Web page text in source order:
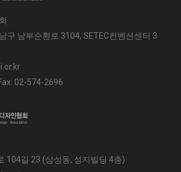
구 남부순환로 3104, SETEC컨벤션센터 3
02-574-2696
104길 23 (삼성동, 성지빌딩 4층)